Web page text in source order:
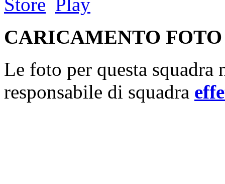
CARICAMENTO FOTO
Le foto per questa squadra
responsabile di squadra